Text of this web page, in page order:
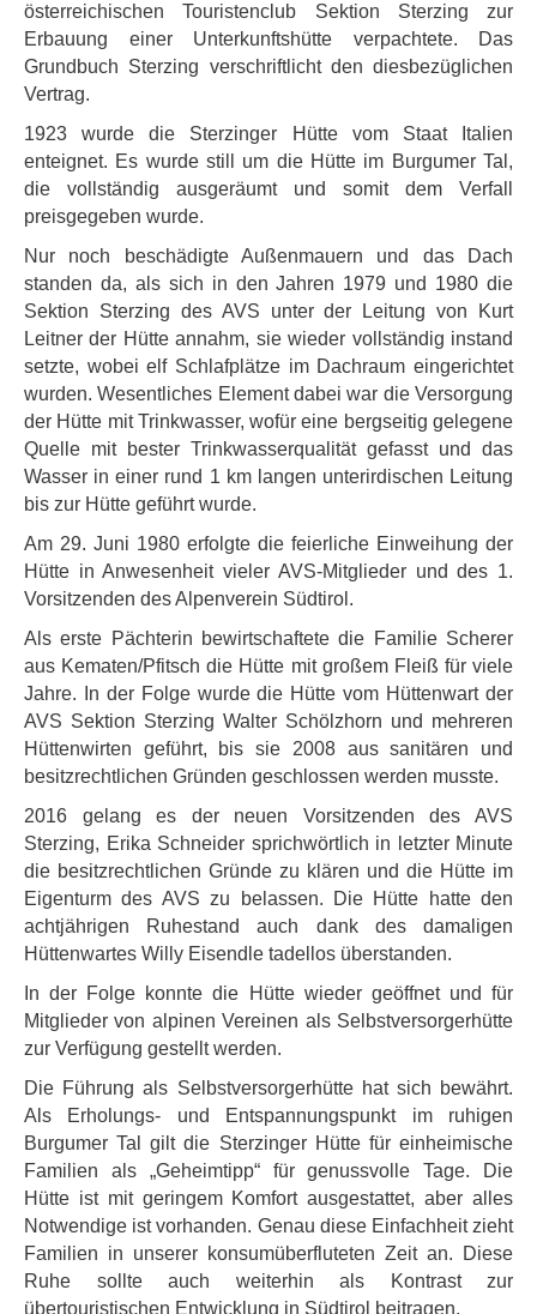
österreichischen Touristenclub Sektion Sterzing zur
Erbauung einer Unterkunftshütte verpachtete. Das
Grundbuch Sterzing verschriftlicht den diesbezüglichen
Vertrag.
1923 wurde die Sterzinger Hütte vom Staat Italien
enteignet. Es wurde still um die Hütte im Burgumer Tal,
die vollständig ausgeräumt und somit dem Verfall
preisgegeben wurde.
Nur noch beschädigte Außenmauern und das Dach
standen da, als sich in den Jahren 1979 und 1980 die
Sektion Sterzing des AVS unter der Leitung von Kurt
Leitner der Hütte annahm, sie wieder vollständig instand
setzte, wobei elf Schlafplätze im Dachraum eingerichtet
wurden. Wesentliches Element dabei war die Versorgung
der Hütte mit Trinkwasser, wofür eine bergseitig gelegene
Quelle mit bester Trinkwasserqualität gefasst und das
Wasser in einer rund 1 km langen unterirdischen Leitung
bis zur Hütte geführt wurde.
Am 29. Juni 1980 erfolgte die feierliche Einweihung der
Hütte in Anwesenheit vieler AVS-Mitglieder und des 1.
Vorsitzenden des Alpenverein Südtirol.
Als erste Pächterin bewirtschaftete die Familie Scherer
aus Kematen/Pfitsch die Hütte mit großem Fleiß für viele
Jahre. In der Folge wurde die Hütte vom Hüttenwart der
AVS Sektion Sterzing Walter Schölzhorn und mehreren
Hüttenwirten geführt, bis sie 2008 aus sanitären und
besitzrechtlichen Gründen geschlossen werden musste.
2016 gelang es der neuen Vorsitzenden des AVS
Sterzing, Erika Schneider sprichwörtlich in letzter Minute
die besitzrechtlichen Gründe zu klären und die Hütte im
Eigenturm des AVS zu belassen. Die Hütte hatte den
achtjährigen Ruhestand auch dank des damaligen
Hüttenwartes Willy Eisendle tadellos überstanden.
In der Folge konnte die Hütte wieder geöffnet und für
Mitglieder von alpinen Vereinen als Selbstversorgerhütte
zur Verfügung gestellt werden.
Die Führung als Selbstversorgerhütte hat sich bewährt.
Als Erholungs- und Entspannungspunkt im ruhigen
Burgumer Tal gilt die Sterzinger Hütte für einheimische
Familien als „Geheimtipp“ für genussvolle Tage. Die
Hütte ist mit geringem Komfort ausgestattet, aber alles
Notwendige ist vorhanden. Genau diese Einfachheit zieht
Familien in unserer konsumüberfluteten Zeit an. Diese
Ruhe sollte auch weiterhin als Kontrast zur
übertouristischen Entwicklung in Südtirol beitragen.